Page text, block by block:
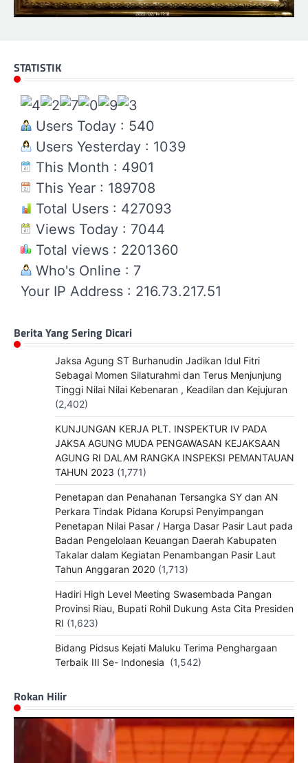
STATISTIK
Users Today : 540
Users Yesterday : 1039
This Month : 4901
This Year : 189708
Total Users : 427093
Views Today : 7044
Total views : 2201360
Who's Online : 7
Your IP Address : 216.73.217.51
Berita Yang Sering Dicari
Jaksa Agung ST Burhanudin Jadikan Idul Fitri
Sebagai Momen Silaturahmi dan Terus Menjunjung
Tinggi Nilai Nilai Kebenaran , Keadilan dan Kejujuran
(2,402)
KUNJUNGAN KERJA PLT. INSPEKTUR IV PADA
JAKSA AGUNG MUDA PENGAWASAN KEJAKSAAN
AGUNG RI DALAM RANGKA INSPEKSI PEMANTAUAN
TAHUN 2023 (1,771)
Penetapan dan Penahanan Tersangka SY dan AN
Perkara Tindak Pidana Korupsi Penyimpangan
Penetapan Nilai Pasar / Harga Dasar Pasir Laut pada
Badan Pengelolaan Keuangan Daerah Kabupaten
Takalar dalam Kegiatan Penambangan Pasir Laut
Tahun Anggaran 2020 (1,713)
Hadiri High Level Meeting Swasembada Pangan
Provinsi Riau, Bupati Rohil Dukung Asta Cita Presiden
RI (1,623)
Bidang Pidsus Kejati Maluku Terima Penghargaan
Terbaik III Se- Indonesia (1,542)
Rokan Hilir
Pemutar